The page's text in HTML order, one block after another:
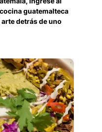
guatemalteca
detrás de uno